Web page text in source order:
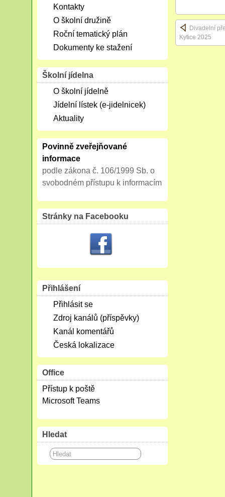
Divadelní
Kytice 2025
Kontakty
O školní družině
Roční tematický plán
Dokumenty ke stažení
Školní jídelna
O školní jídelně
Jídelní lístek (e-jidelnicek)
Aktuality
Povinně zveřejňované
informace
podle zákona č. 106/1999 Sb. o
svobodném přístupu k informacím
Stránky na Facebooku
Přihlášení
Přihlásit se
Zdroj kanálů (příspěvky)
Kanál komentářů
Česká lokalizace
Office
Přístup k poště
Microsoft Teams
Hledat